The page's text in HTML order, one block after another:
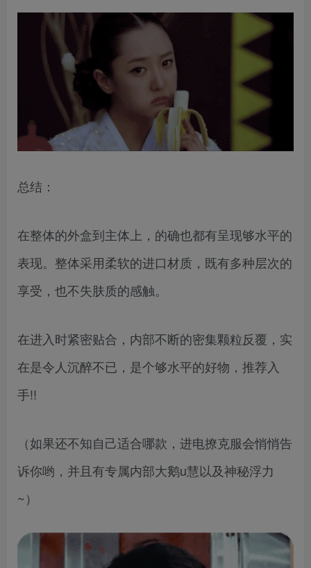
总结：
在整体的外盒到主体上，的确也都有呈现够水平的
表现。整体采用柔软的进口材质，既有多种层次的
享受，也不失肤质的感触。
在进入时紧密贴合，内部不断的密集颗粒反覆，实
在是令人沉醉不已，是个够水平的好物，推荐入
手!!
（如果还不知自己适合哪款，进电撩克服会悄悄告
诉你哟，并且有专属内部大鹅u慧以及神秘浮力
~）